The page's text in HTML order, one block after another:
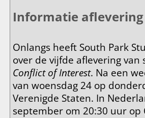
Informatie
Onlangs heeft South Park
over de vijfde aflevering van
Conflict of Interest. Na een
van woensdag 24 op
Verenigde Staten. In
september om 20:30 uur